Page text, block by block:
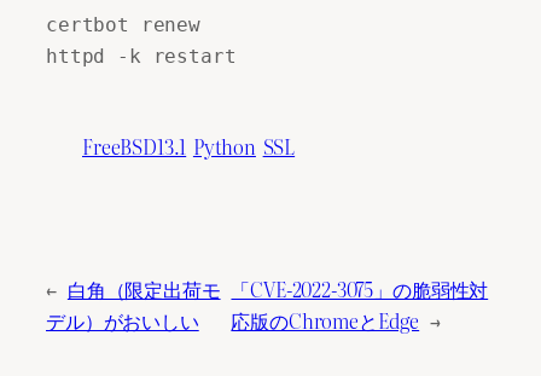
certbot renew
httpd -k restart
FreeBSD13.1 Python SSL
← 白角（限定出荷モ
デル）がおいしい
「CVE-2022-3075」の脆弱性対
応版のChromeとEdge →